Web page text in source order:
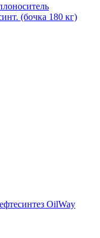
(бочка 180 кг)
OilWay